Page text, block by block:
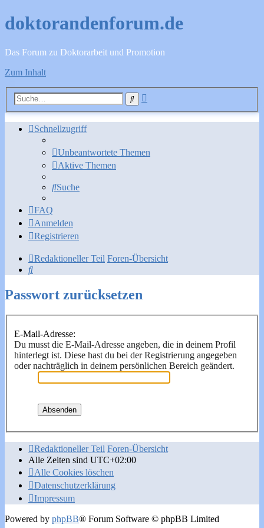
doktorandenforum.de
Das Forum zu Doktorarbeit und Promotion
Zum Inhalt
Suche
Schnellzugriff
Unbeantwortete Themen
Aktive Themen
Suche
FAQ
Anmelden
Registrieren
Redaktioneller Teil Foren-Übersicht
Suche
Passwort zurücksetzen
E-Mail-Adresse:
Du musst die E-Mail-Adresse angeben, die in deinem Profil
hinterlegt ist. Diese hast du bei der Registrierung angegeben
oder nachträglich in deinem persönlichen Bereich geändert.
Redaktioneller Teil Foren-Übersicht
Alle Zeiten sind UTC+02:00
Alle Cookies löschen
Datenschutzerklärung
Impressum
Powered by phpBB® Forum Software © phpBB Limited